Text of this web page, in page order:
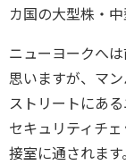
カ国の大型株・
ニューヨークへ
思いますが、マ
ストリートにあ
セキュリティチ
接室に通されま